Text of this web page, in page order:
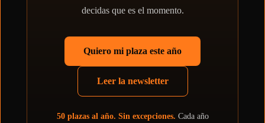
decidas que es el momento.
Quiero mi plaza este año
Leer la newsletter
50 plazas al año. Sin excepciones. Cada año